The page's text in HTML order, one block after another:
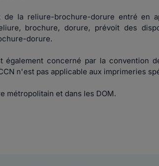
de la reliure-brochure-dorure entré en
brochure, dorure, prévoit des
dorure.
également concerné par la convention
n'est pas applicable aux imprimeries
métropolitain et dans les DOM.